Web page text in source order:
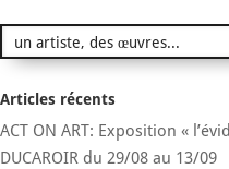
Articles récents
ACT ON ART: Exposition «
DUCAROIR du 29/08 au 13/09